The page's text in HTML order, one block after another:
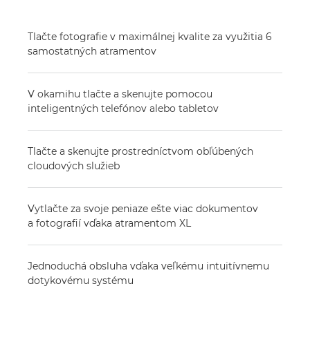
Tlačte fotografie v maximálnej kvalite za využitia 6
samostatných atramentov
V okamihu tlačte a skenujte pomocou
inteligentných telefónov alebo tabletov
Tlačte a skenujte prostredníctvom obľúbených
cloudových služieb
Vytlačte za svoje peniaze ešte viac dokumentov
a fotografií vďaka atramentom XL
Jednoduchá obsluha vďaka veľkému intuitívnemu
dotykovému systému